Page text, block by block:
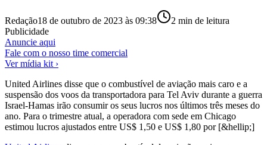
Redação18 de outubro de 2023 às 09:38 2 min de leitura
Publicidade
Anuncie aqui
Fale com o nosso time comercial
Ver mídia kit ›
United Airlines disse que o combustível de aviação mais caro e a
suspensão dos voos da transportadora para Tel Aviv durante a guerra
Israel-Hamas irão consumir os seus lucros nos últimos três meses do
ano. Para o trimestre atual, a operadora com sede em Chicago
estimou lucros ajustados entre US$ 1,50 e US$ 1,80 por [&hellip;]